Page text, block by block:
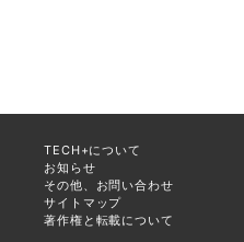
TECH+について
お知らせ
その他、お問い合わせ
サイトマップ
著作権と転載について